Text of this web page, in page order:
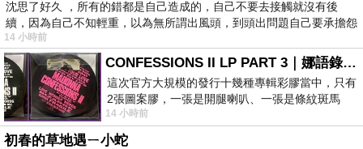
沈思了好久 ，所有的錯都是自己造成的，自己不要去接觸就沒有後
續，因為自己不知輕重，以為無所謂出風頭，到頭出問題自己要承擔怨
不
14 小時前
CONFESSIONS II LP PART 3｜娜語錄II LP PART 3
這次官方大規模的發行十幾種專輯彩膠當中，只有
2張圖案膠，一張是開腿喇叭、一張是條紋斑馬
版；目前官網上只剩澳洲商店AU STORE
14 小時前
初春的草地遇ㄧ小蛇